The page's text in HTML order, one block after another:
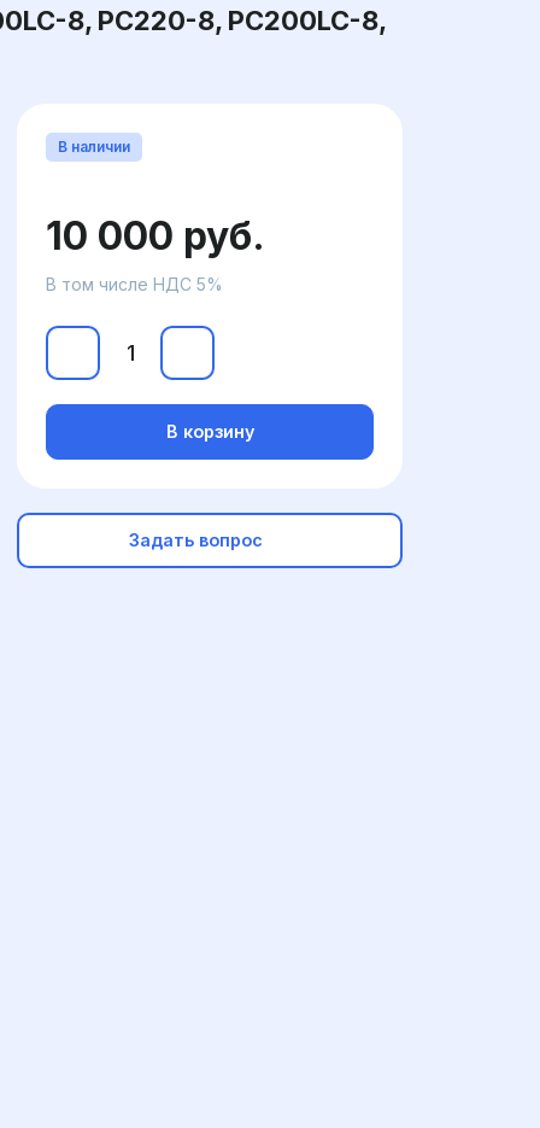
8, PC220-8, PC200LC-8,
В наличии
10 000 руб.
В том числе НДС 5%
В корзину
Задать вопрос